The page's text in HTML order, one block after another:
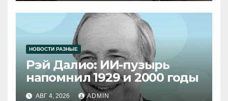
НОВОСТИ РАЗНЫЕ
Рэй Далио: ИИ-пузырь
напомнил 1929 и 2000 годы
АВГ 4, 2026 ADMIN